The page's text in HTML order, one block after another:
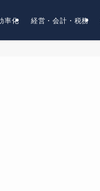
率化 経営・会計・税務